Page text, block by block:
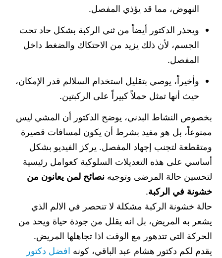
النهوض، مما قد يؤذي المفصل.
ويحذر الدكتور أيضاً من ثني الركبة بشكل حاد تحت
الجسم، لأن ذلك يزيد من الاحتكاك والضغط داخل
المفصل.
وأخيراً، يوصي بتقليل استخدام السلالم قدر الإمكان،
حيث أنها تمثل حملاً كبيراً على الركبتين.
بخصوص النشاط البدني، يوضح الدكتور أن المشي ليس
ممنوعاً، بل هو مفيد بشرط أن يكون لمسافات قصيرة
ومتقطعة لتجنب إجهاد المفصل. يركز الفيديو بشكل
أساسي على هذه التعديلات السلوكية كعوامل رئيسية
لتحسين حالة المرضى وتوجيه نصائح لمن يعانون من
خشونة في الركبة.
حالة خشونة الركبة مشكلة لا تنحصر في الالم الذي
يشعر به المريض، بل انه يقلل من جودة حياة ويحد من
الحركة التي تتدهور مع الوقت اذا تجاهلها المريض.
يقدم لكم دكتور هشام عبد الباقي، كونه افضل دكتور